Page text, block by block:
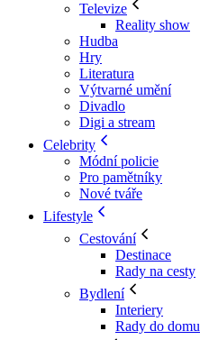
Televize
Reality show
Hudba
Hry
Literatura
Výtvarné umění
Divadlo
Digi a stream
Celebrity
Módní policie
Pro pamětníky
Nové tváře
Lifestyle
Cestování
Destinace
Rady na cesty
Bydlení
Interiery
Rady do domu